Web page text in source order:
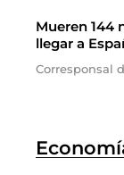
Mueren 144
llegar a
Corresponsal